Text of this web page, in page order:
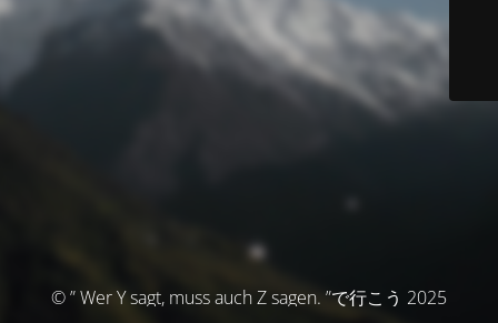
© ” Wer Y sagt, muss auch Z sagen. ”で行こう 2025